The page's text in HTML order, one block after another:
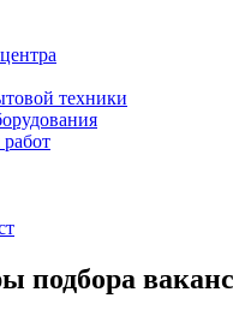
техники
подбора